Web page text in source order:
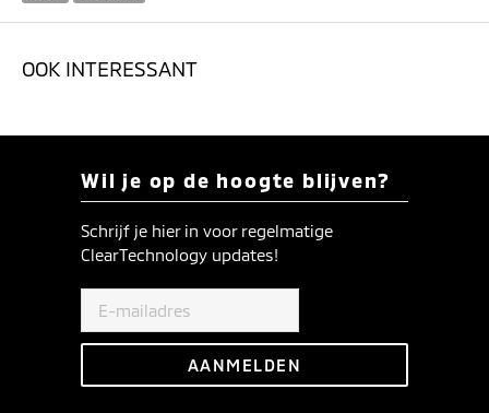
OOK INTERESSANT
Wil je op de hoogte blijven?
Schrijf je hier in voor regelmatige
ClearTechnology updates!